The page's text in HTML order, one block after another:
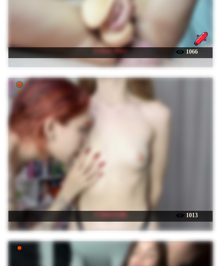
☉ Kate_Pirse 1066
1013